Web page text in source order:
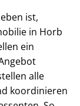
ist,
in Horb
ein
alle
koordinieren